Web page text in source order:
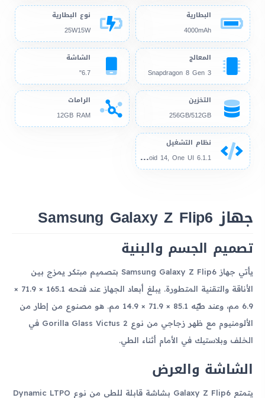
البطارية
4000mAh
نوع البطارية
25W15W
المعالج
Snapdragon 8 Gen 3
الشاشة
6.7"
التخزين
256GB/512GB
الرامات
12GB RAM
نظام التشغيل
And
roid 14, One UI 6.1.1
جهاز Samsung Galaxy Z Flip6
تصميم الجسم والبنية
يأتي جهاز Samsung Galaxy Z Flip6 بتصميم مبتكر يمزج بين
الأناقة والتقنية المتطورة. يبلغ أبعاد الجهاز عند فتحه 165.1 × 71.9 ×
6.9 مم، وعند طيّه 85.1 × 71.9 × 14.9 مم. هو مصنوع من إطار من
الألومنيوم مع ظهر زجاجي من نوع Gorilla Glass Victus 2 في
الخلف وبلاستيك في الأمام أثناء الطي.
الشاشة والعرض
يتمتع Galaxy Z Flip6 بشاشة قابلة للطي من نوع Dynamic LTPO